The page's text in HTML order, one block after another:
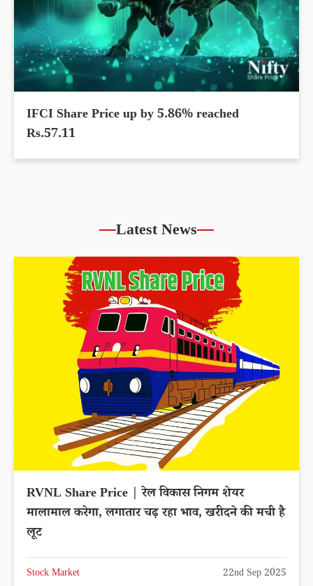
IFCI Share Price up by 5.86% reached
Rs.57.11
Latest News
RVNL Share Price | रेल विकास निगम शेयर
मालामाल करेगा, लगातार चढ़ रहा भाव, खरीदने की मची है
लूट
Stock Market 22nd Sep 2025